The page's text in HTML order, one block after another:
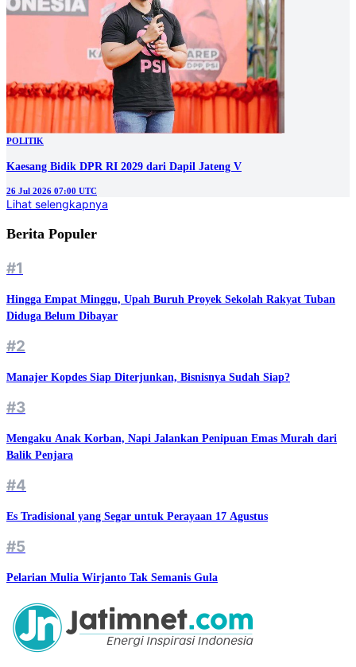
POLITIK
Kaesang Bidik DPR RI 2029 dari Dapil Jateng V
26 Jul 2026 07:00 UTC
Lihat selengkapnya
Berita Populer
#1
Hingga Empat Minggu, Upah Buruh Proyek Sekolah Rakyat Tuban
Diduga Belum Dibayar
#2
Manajer Kopdes Siap Diterjunkan, Bisnisnya Sudah Siap?
#3
Mengaku Anak Korban, Napi Jalankan Penipuan Emas Murah dari
Balik Penjara
#4
Es Tradisional yang Segar untuk Perayaan 17 Agustus
#5
Pelarian Mulia Wirjanto Tak Semanis Gula